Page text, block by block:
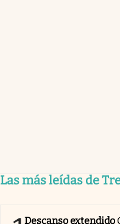
Las más leídas de
Descanso extendido